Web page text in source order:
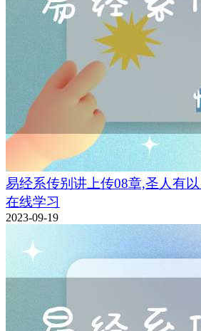
易经系传别讲上传08章,圣人有以
在线学习
2023-09-19